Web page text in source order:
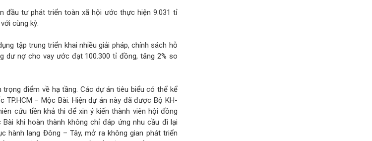
đầu tư phát triển toàn xã hội ước thực hiện 9.031 tỉ
cùng kỳ.
tập trung triển khai nhiều giải pháp, chính sách hỗ
dư nợ cho vay ước đạt 100.300 tỉ đồng, tăng 2% so
điểm về hạ tầng. Các dự án tiêu biểu có thể kể
– Mộc Bài. Hiện dự án này đã được Bộ KH-
cứu tiền khả thi để xin ý kiến thành viên hội đồng
khi hoàn thành không chỉ đáp ứng nhu cầu đi lại
hành lang Đông – Tây, mở ra không gian phát triển